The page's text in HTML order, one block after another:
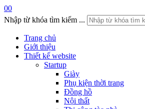
00
Nhập từ khóa tìm kiếm ...
Trang chủ
Giới thiệu
Thiết kế website
Startup
Giày
Phụ kiện thời trang
Đồng hồ
Nội thất